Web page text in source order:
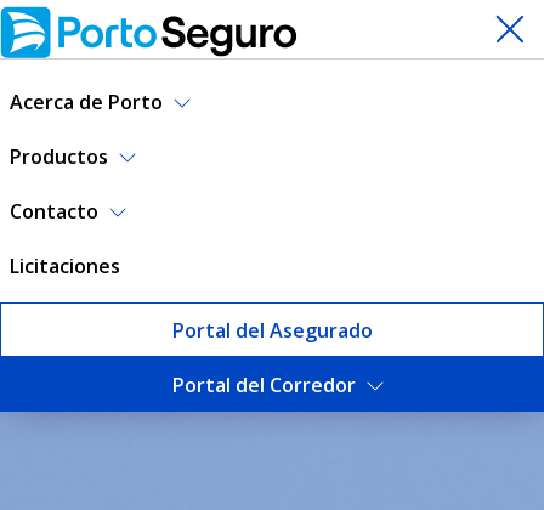
Acerca de Porto
Productos
Contacto
Licitaciones
Portal del Asegurado
Portal del Corredor
Cotizá tu Garantía de